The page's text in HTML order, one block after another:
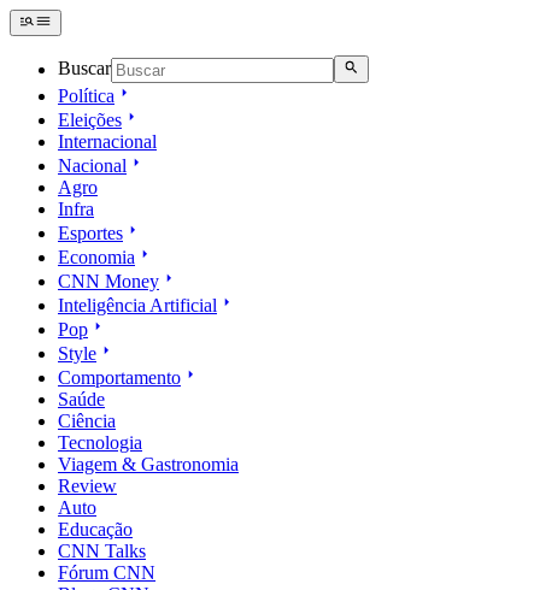
Buscar
Política
Eleições
Internacional
Nacional
Agro
Infra
Esportes
Economia
CNN Money
Inteligência Artificial
Pop
Style
Comportamento
Saúde
Ciência
Tecnologia
Viagem & Gastronomia
Review
Auto
Educação
CNN Talks
Fórum CNN